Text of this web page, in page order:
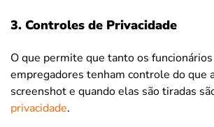
3. Controles de Privacidade
O que permite que tanto os
empregadores tenham controle do que
screenshot e quando elas são tiradas
privacidade.